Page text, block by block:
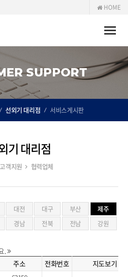
HOME
Toggle
SUPPORT
선외기 대리점 서비스게시판
기 대리점
고객지원 협력업체
대전 대구 부산
제주
경남 전북 전남 강원
.
주소 전화번호 지도보기